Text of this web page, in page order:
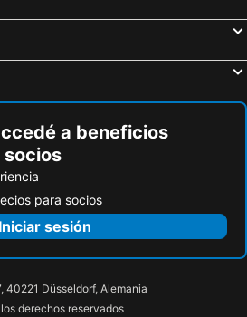
a beneficios
socios
para socios
Iniciar sesión
40221 Düsseldorf, Alemania
derechos reservados